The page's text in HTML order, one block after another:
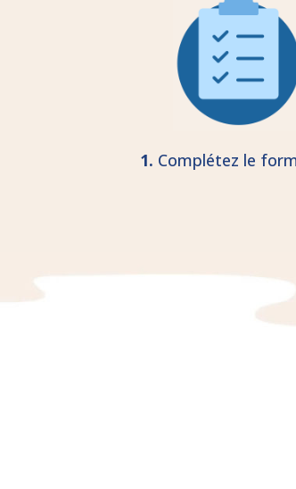
1. Complétez le